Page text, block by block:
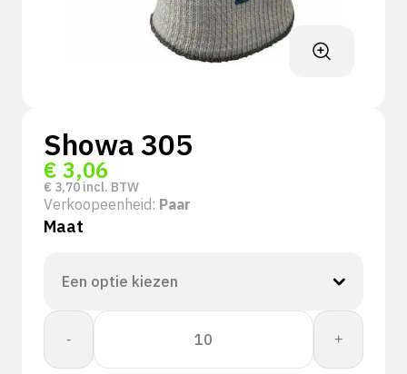
Showa 305
€ 3,06
€ 3,70 incl. BTW
Verkoopeenheid: Paar
Maat
-
Showa
305
aantal
+